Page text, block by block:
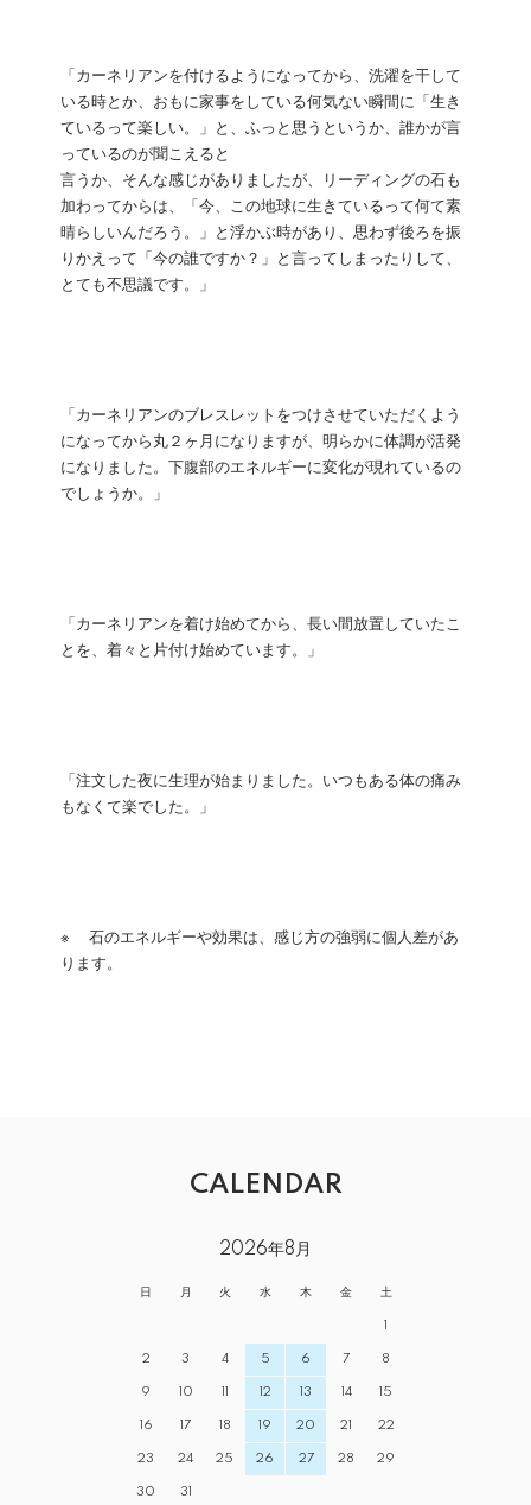
「カーネリアンを付けるようになってから、洗濯を干して
いる時とか、おもに家事をしている何気ない瞬間に「生き
ているって楽しい。」と、ふっと思うというか、誰かが言
っているのが聞こえると
言うか、そんな感じがありましたが、リーディングの石も
加わってからは、「今、この地球に生きているって何て素
晴らしいんだろう。」と浮かぶ時があり、思わず後ろを振
りかえって「今の誰ですか？」と言ってしまったりして、
とても不思議です。」
「カーネリアンのブレスレットをつけさせていただくよう
になってから丸２ヶ月になりますが、明らかに体調が活発
になりました。下腹部のエネルギーに変化が現れているの
でしょうか。」
「カーネリアンを着け始めてから、長い間放置していたこ
とを、着々と片付け始めています。」
「注文した夜に生理が始まりました。いつもある体の痛み
もなくて楽でした。」
※ 石のエネルギーや効果は、感じ方の強弱に個人差があ
ります。
CALENDAR
2026年8月
日 月 火 水 木 金 土
1
2 3 4 5 6 7 8
9 10 11 12 13 14 15
16 17 18 19 20 21 22
23 24 25 26 27 28 29
30 31